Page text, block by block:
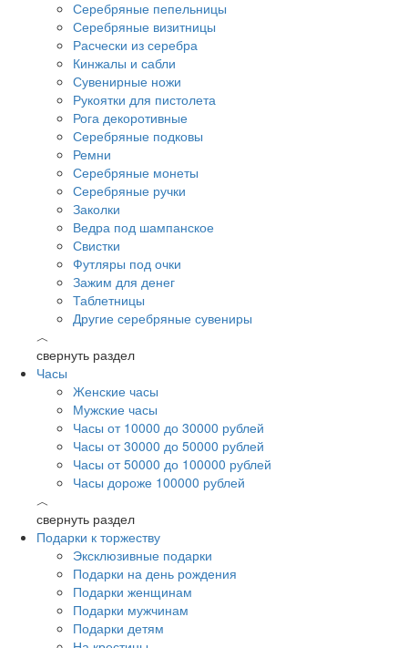
Серебряные пепельницы
Серебряные визитницы
Расчески из серебра
Кинжалы и сабли
Сувенирные ножи
Рукоятки для пистолета
Рога декоротивные
Серебряные подковы
Ремни
Серебряные монеты
Серебряные ручки
Заколки
Ведра под шампанское
Свистки
Футляры под очки
Зажим для денег
Таблетницы
Другие серебряные сувениры
︿
свернуть раздел
Часы
Женские часы
Мужские часы
Часы от 10000 до 30000 рублей
Часы от 30000 до 50000 рублей
Часы от 50000 до 100000 рублей
Часы дороже 100000 рублей
︿
свернуть раздел
Подарки к торжеству
Эксклюзивные подарки
Подарки на день рождения
Подарки женщинам
Подарки мужчинам
Подарки детям